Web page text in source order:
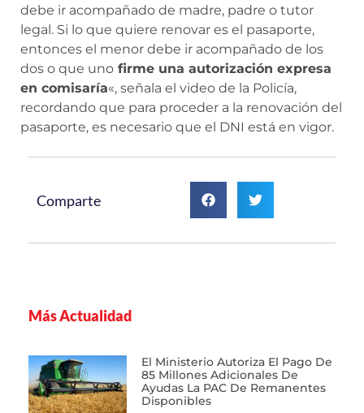
debe ir acompañado de madre, padre o tutor
legal. Si lo que quiere renovar es el pasaporte,
entonces el menor debe ir acompañado de los
dos o que uno firme una autorización expresa
en comisaría«, señala el video de la Policía,
recordando que para proceder a la renovación del
pasaporte, es necesario que el DNI está en vigor.
Comparte
Más Actualidad
El Ministerio Autoriza El Pago De
85 Millones Adicionales De
Ayudas La PAC De Remanentes
Disponibles